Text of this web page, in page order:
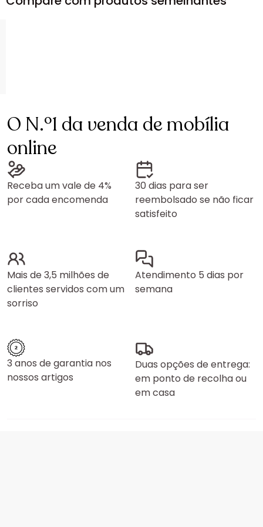
O N.º1 da venda de mobília
online
Receba um vale de 4%
por cada encomenda
30 dias para ser
reembolsado se não ficar
satisfeito
Mais de 3,5 milhões de
clientes servidos com um
sorriso
Atendimento 5 dias por
semana
3 anos de garantia nos
nossos artigos
Duas opções de entrega:
em ponto de recolha ou
em casa